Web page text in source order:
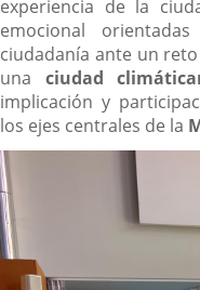
experiencia de la
emocional
ciudadanía ante un
una ciudad
implicación y
los ejes centrales de la